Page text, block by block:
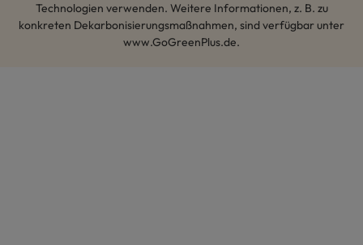
Technologien verwenden. Weitere Informationen, z. B. zu
konkreten Dekarbonisierungsmaßnahmen, sind verfügbar unter
www.GoGreenPlus.de.